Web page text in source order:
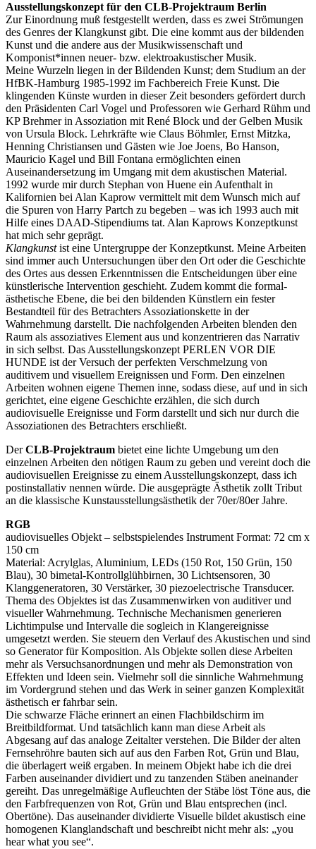
Ausstellungskonzept für den CLB-Projektraum Berlin
Zur Einordnung muß festgestellt werden, dass es zwei Strömungen
des Genres der Klangkunst gibt. Die eine kommt aus der bildenden
Kunst und die andere aus der Musikwissenschaft und
Komponist*innen neuer- bzw. elektroakustischer Musik.
Meine Wurzeln liegen in der Bildenden Kunst; dem Studium an der
HfBK-Hamburg 1985-1992 im Fachbereich Freie Kunst. Die
klingenden Künste wurden in dieser Zeit besonders gefördert durch
den Präsidenten Carl Vogel und Professoren wie Gerhard Rühm und
KP Brehmer in Assoziation mit René Block und der Gelben Musik
von Ursula Block. Lehrkräfte wie Claus Böhmler, Ernst Mitzka,
Henning Christiansen und Gästen wie Joe Joens, Bo Hanson,
Mauricio Kagel und Bill Fontana ermöglichten einen
Auseinandersetzung im Umgang mit dem akustischen Material.
1992 wurde mir durch Stephan von Huene ein Aufenthalt in
Kalifornien bei Alan Kaprow vermittelt mit dem Wunsch mich auf
die Spuren von Harry Partch zu begeben – was ich 1993 auch mit
Hilfe eines DAAD-Stipendiums tat. Alan Kaprows Konzeptkunst
hat mich sehr geprägt.
Klangkunstist eine Untergruppe der Konzeptkunst. Meine Arbeiten
sind immer auch Untersuchungen über den Ort oder die Geschichte
des Ortes aus dessen Erkenntnissen die Entscheidungen über eine
künstlerische Intervention geschieht. Zudem kommt die formal-
ästhetische Ebene, die bei den bildenden Künstlern ein fester
Bestandteil für des Betrachters Assoziationskette in der
Wahrnehmung darstellt. Die nachfolgenden Arbeiten blenden den
Raum als assoziatives Element aus und konzentrieren das Narrativ
in sich selbst. Das Ausstellungskonzept PERLEN VOR DIE
HUNDE ist der Versuch der perfekten Verschmelzung von
auditivem und visuellem Ereignissen und Form. Den einzelnen
Arbeiten wohnen eigene Themen inne, sodass diese, auf und in sich
gerichtet, eine eigene Geschichte erzählen, die sich durch
audiovisuelle Ereignisse und Form darstellt und sich nur durch die
Assoziationen des Betrachters erschließt.
DerCLB-Projektraum bietet eine lichte Umgebung um den
einzelnen Arbeiten den nötigen Raum zu geben und vereint doch die
audiovisuellen Ereignisse zu einem Ausstellungskonzept, dass ich
postinstallativ nennen würde. Die ausgeprägte Ästhetik zollt Tribut
an die klassische Kunstausstellungsästhetik der 70er/80er Jahre.
RGB
audiovisuelles Objekt – selbstspielendes Instrument Format: 72 cm x
150 cm
Material: Acrylglas, Aluminium, LEDs (150 Rot, 150 Grün, 150
Blau), 30 bimetal-Kontrollglühbirnen, 30 Lichtsensoren, 30
Klanggeneratoren, 30 Verstärker, 30 piezoelectrische Transducer.
Thema des Objektes ist das Zusammenwirken von auditiver und
visueller Wahrnehmung. Technische Mechanismen generieren
Lichtimpulse und Intervalle die sogleich in Klangereignisse
umgesetzt werden. Sie steuern den Verlauf des Akustischen und sind
so Generator für Komposition. Als Objekte sollen diese Arbeiten
mehr als Versuchsanordnungen und mehr als Demonstration von
Effekten und Ideen sein. Vielmehr soll die sinnliche Wahrnehmung
im Vordergrund stehen und das Werk in seiner ganzen Komplexität
ästhetisch er fahrbar sein.
Die schwarze Fläche erinnert an einen Flachbildschirm im
Breitbildformat. Und tatsächlich kann man diese Arbeit als
Abgesang auf das analoge Zeitalter verstehen. Die Bilder der alten
Fernsehröhre bauten sich auf aus den Farben Rot, Grün und Blau,
die überlagert weiß ergaben. In meinem Objekt habe ich die drei
Farben auseinander dividiert und zu tanzenden Stäben aneinander
gereiht. Das unregelmäßige Aufleuchten der Stäbe löst Töne aus, die
den Farbfrequenzen von Rot, Grün und Blau entsprechen (incl.
Obertöne). Das auseinander dividierte Visuelle bildet akustisch eine
homogenen Klanglandschaft und beschreibt nicht mehr als: „you
hear what you see“.